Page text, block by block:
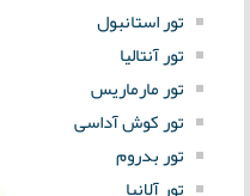
تور استانبول
تور آنتالیا
تور مارماریس
تور کوش آداسی
تور بدروم
تور آلانیا